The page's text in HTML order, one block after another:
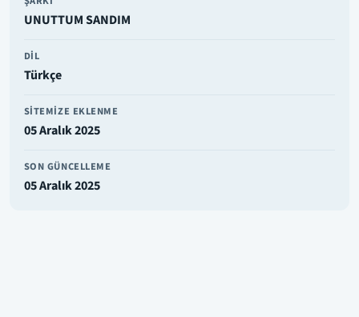
UNUTTUM SANDIM
DIL
Türkçe
SITEMIZE EKLENME
05 Aralık 2025
SON GÜNCELLEME
05 Aralık 2025